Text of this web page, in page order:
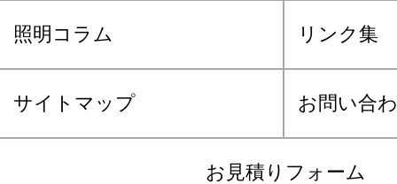
照明コラム リンク集
サイトマップ お問い合
お見積りフォーム